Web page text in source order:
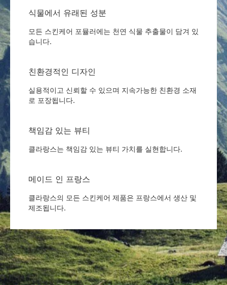
식물에서 유래된 성분
모든 스킨케어 포뮬러에는 천연 식물 추출물이 담겨 있
습니다.
친환경적인 디자인
실용적이고 신뢰할 수 있으며 지속가능한 친환경 소재
로 포장됩니다.
책임감 있는 뷰티
클라랑스는 책임감 있는 뷰티 가치를 실현합니다.
메이드 인 프랑스
클라랑스의 모든 스킨케어 제품은 프랑스에서 생산 및
제조됩니다.